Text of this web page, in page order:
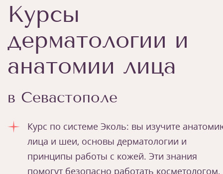
Курсы
дерматологии и
анатомии лица
в Севастополе
Курс по системе Эколь: вы изучите
лица и шеи, основы дерматологии и
принципы работы с кожей. Эти знания
помогут безопасно работать косметологом,